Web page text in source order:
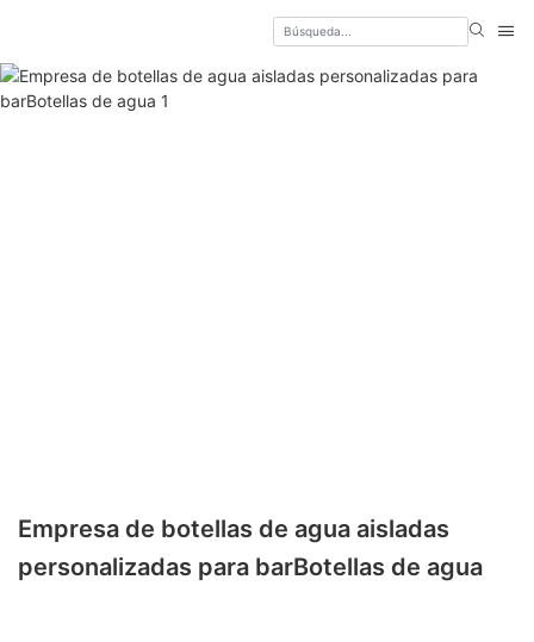
Empresa de botellas de agua aisladas
personalizadas para barBotellas de agua